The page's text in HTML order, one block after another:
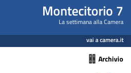
Montecitorio 7
La settimana alla Camera
vai a camera.it
Archivio